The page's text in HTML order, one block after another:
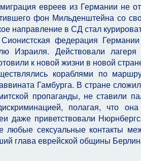
евреев из Германии не
фон Мильденштейна со
направление в СД стал
федерация Германии
Израиля. Действовали лагеря
к новой жизни в новой
кораблями по
Гамбурга. В стране
пропаганды, не ставили
полагая, что
даже приветствовали
любые сексуальные контакты
глава еврейской общины